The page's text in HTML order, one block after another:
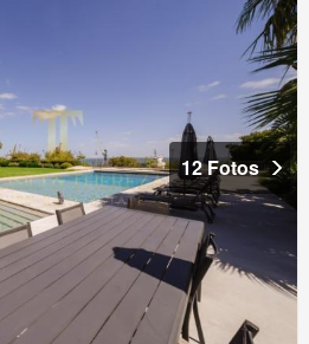
12 Fotos